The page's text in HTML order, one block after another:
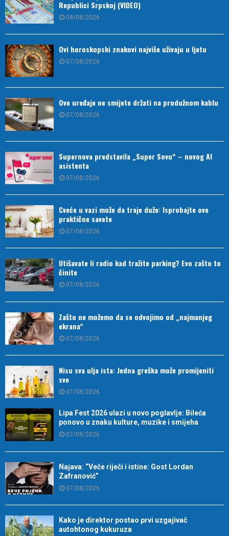
Republici Srpskoj (VIDEO)
08/08/2026
Ovi horoskopski znakovi najviše uživaju u ljetu
07/08/2026
Ove uređaje ne smijete držati na produžnom kablu
07/08/2026
Supernova predstavila „Super Sovu“ – novog AI
asistenta
07/08/2026
Cveće u vazi može da traje duže: Isprobajte ove
praktične savete
07/08/2026
Utišavate li radio kad tražite parking? Evo zašto to
činite
07/08/2026
Zašto ne možemo da se odvojimo od „najmanjeg
ekrana“
07/08/2026
Nisu sva ulja ista: Jedna greška može promijeniti
sve
07/08/2026
Lipa Fest 2026 ulazi u novo poglavlje: Bileća
ponovo u znaku kulture, muzike i smijeha
07/08/2026
Najava: “Veče riječi i istine: Gost Lordan
Zafranović”
07/08/2026
Kako je direktor postao prvi uzgajivač
autohtonog kukuruza